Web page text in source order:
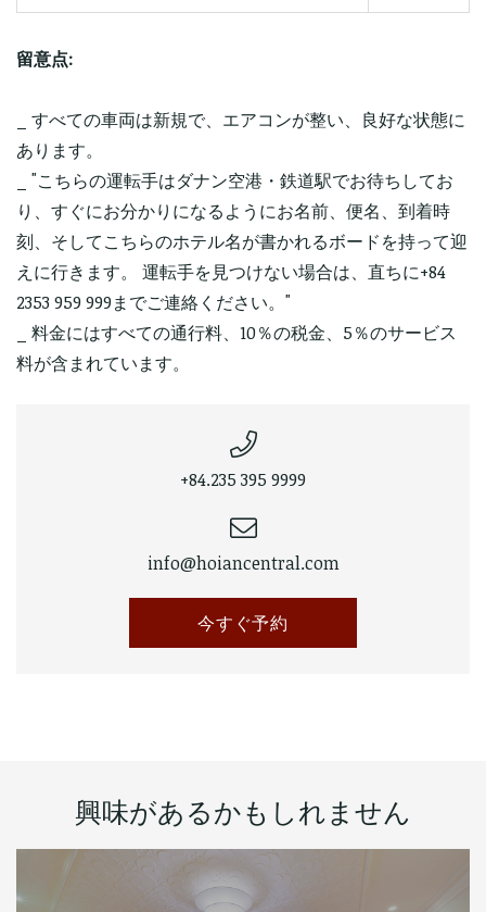
+84.235 395 9999
info@hoiancentral.com
今すぐ予約
留意点:
_ すべての車両は新規で、エアコンが整い、良好な状態に
あります。
_ "こちらの運転手はダナン空港・鉄道駅でお待ちしてお
り、すぐにお分かりになるようにお名前、便名、到着時
刻、そしてこちらのホテル名が書かれるボードを持って迎
えに行きます。 運転手を見つけない場合は、直ちに+84
2353 959 999までご連絡ください。"
_ 料金にはすべての通行料、10％の税金、5％のサービス
料が含まれています。
興味があるかもしれません